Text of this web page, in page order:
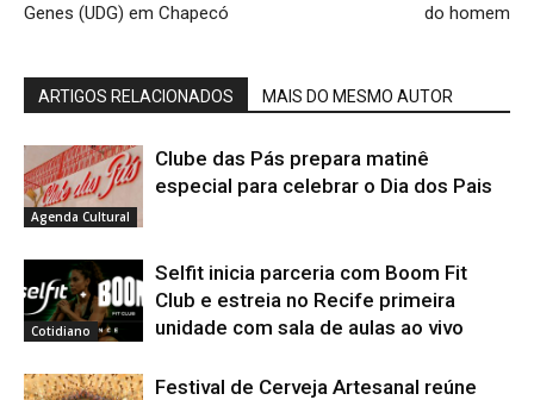
Genes (UDG) em Chapecó
do homem
ARTIGOS RELACIONADOS MAIS DO MESMO AUTOR
Agenda Cultural
Clube das Pás prepara matinê
especial para celebrar o Dia dos Pais
Cotidiano
Selfit inicia parceria com Boom Fit
Club e estreia no Recife primeira
unidade com sala de aulas ao vivo
Festival de Cerveja Artesanal reúne